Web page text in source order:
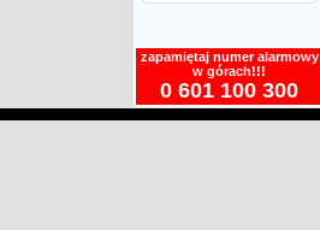
zapamiętaj numer alarmowy
w górach!!!
0 601 100 300